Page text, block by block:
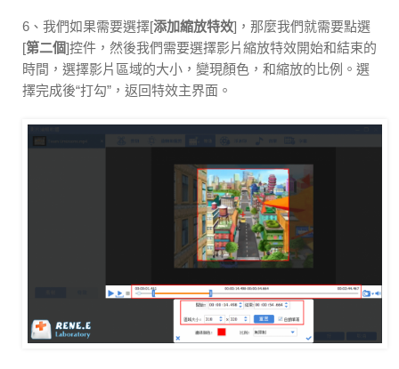
6、我們如果需要選擇[添加縮放特效]，那麼我們就需要點選
[第二個]控件，然後我們需要選擇影片縮放特效開始和結束的
時間，選擇影片區域的大小，變現顏色，和縮放的比例。選
擇完成後“打勾”，返回特效主界面。